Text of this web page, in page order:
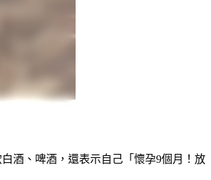
酒、啤酒，還表示自己「懷孕9個月！放